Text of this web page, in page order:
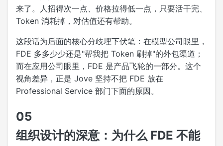
来了。人招得次一点、价格拉得低一点，只要活干完、
Token 消耗掉，对估值还有帮助。
这段话为后面的核心分歧埋下伏笔：在模型公司眼里，
FDE 多多少少还是"帮我把 Token 刷掉"的外包渠道；
而在应用公司眼里，FDE 是产品飞轮的一部分。这个
视角差异，正是 Jove 坚持不把 FDE 放在
Professional Service 部门下面的原因。
05
组织设计的深意：为什么 FDE 不能